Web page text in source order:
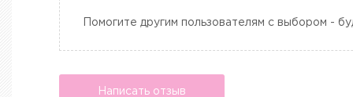
Помогите другим пользователям с выбором -
Написать отзыв